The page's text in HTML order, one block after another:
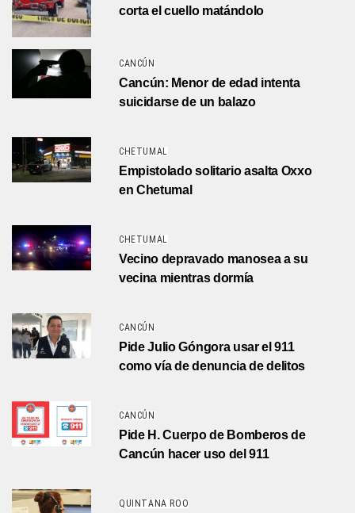
corta el cuello matándolo
CANCÚN
Cancún: Menor de edad intenta
suicidarse de un balazo
CHETUMAL
Empistolado solitario asalta Oxxo
en Chetumal
CHETUMAL
Vecino depravado manosea a su
vecina mientras dormía
CANCÚN
Pide Julio Góngora usar el 911
como vía de denuncia de delitos
CANCÚN
Pide H. Cuerpo de Bomberos de
Cancún hacer uso del 911
QUINTANA ROO